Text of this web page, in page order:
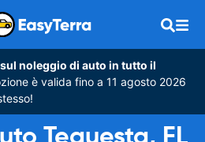
noleggio di auto in tutto il
è valida fino a 11 agosto 2026
Tequesta, FL